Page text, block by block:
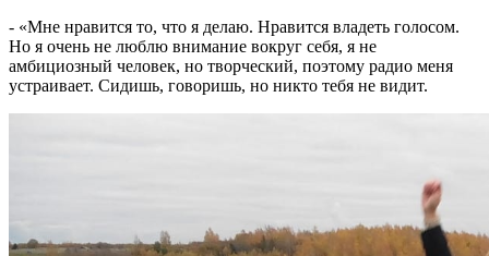
- «Мне нравится то, что я делаю. Нравится владеть голосом.
Но я очень не люблю внимание вокруг себя, я не
амбициозный человек, но творческий, поэтому радио меня
устраивает. Сидишь, говоришь, но никто тебя не видит.